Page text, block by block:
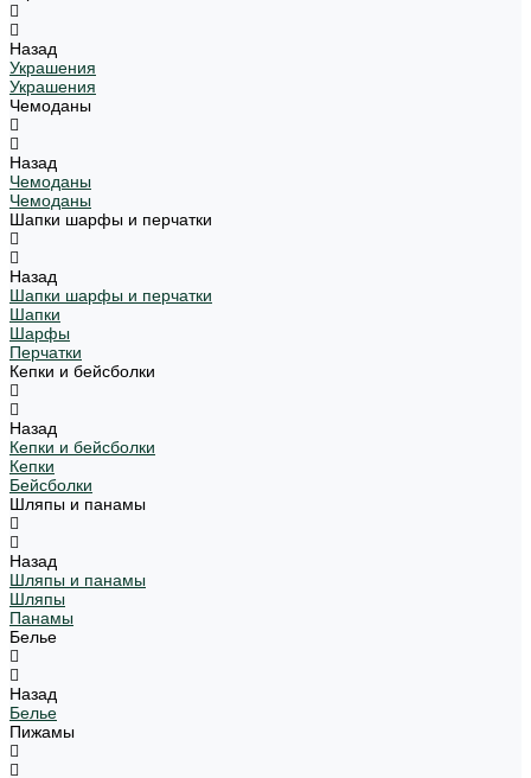
Назад
Украшения
Украшения
Чемоданы
Назад
Чемоданы
Чемоданы
Шапки шарфы и перчатки
Назад
Шапки шарфы и перчатки
Шапки
Шарфы
Перчатки
Кепки и бейсболки
Назад
Кепки и бейсболки
Кепки
Бейсболки
Шляпы и панамы
Назад
Шляпы и панамы
Шляпы
Панамы
Белье
Назад
Белье
Пижамы